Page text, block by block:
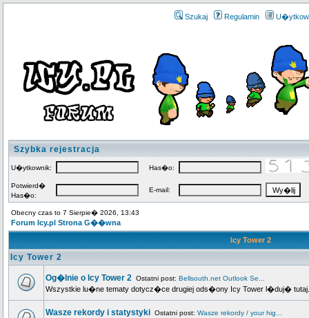
Szukaj Regulamin
Szybka rejestracja
U�ytkownik: Has�o:
Potwierd�
Has�o:
E-mail:
Obecny czas to 7 Sierpie� 2026, 13:43
Forum Icy.pl Strona G��wna
Icy Tower 2
Icy Tower 2
Og�lnie o Icy Tower 2 Ostatni post: Bellsouth.net Outlook Se...
Wszystkie lu�ne tematy dotycz�ce drugiej ods�ony Icy Tower l�duj� tutaj.
Wasze rekordy i statystyki Ostatni post: Wasze rekordy / your hig...